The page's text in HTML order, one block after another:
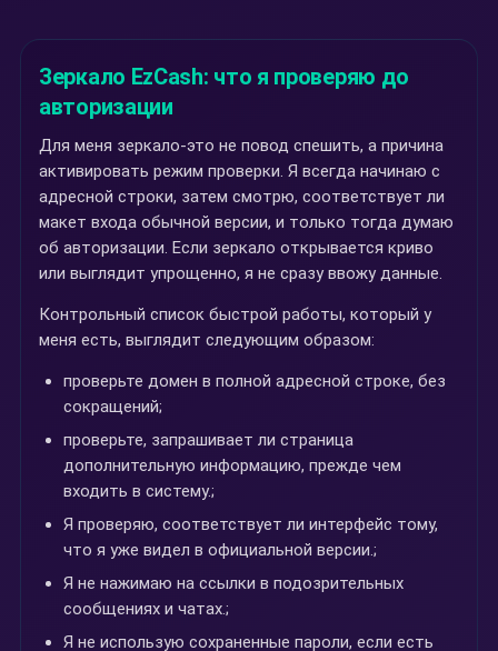
Зеркало EzCash: что я проверяю до
авторизации
Для меня зеркало-это не повод спешить, а причина
активировать режим проверки. Я всегда начинаю с
адресной строки, затем смотрю, соответствует ли
макет входа обычной версии, и только тогда думаю
об авторизации. Если зеркало открывается криво
или выглядит упрощенно, я не сразу ввожу данные.
Контрольный список быстрой работы, который у
меня есть, выглядит следующим образом:
проверьте домен в полной адресной строке, без
сокращений;
проверьте, запрашивает ли страница
дополнительную информацию, прежде чем
входить в систему.;
Я проверяю, соответствует ли интерфейс тому,
что я уже видел в официальной версии.;
Я не нажимаю на ссылки в подозрительных
сообщениях и чатах.;
Я не использую сохраненные пароли, если есть